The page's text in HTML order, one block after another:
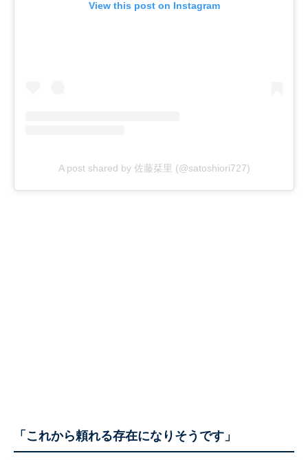
View this post on Instagram
A post shared by 佐藤栞里 (@satoshiori727)
「これから頼れる存在になりそうです」